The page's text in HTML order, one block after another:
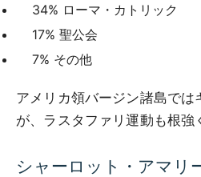
34% ローマ・カトリック
17% 聖公会
7% その他
アメリカ領バージン諸島では
が、ラスタファリ運動も根強
シャーロット・アマリ